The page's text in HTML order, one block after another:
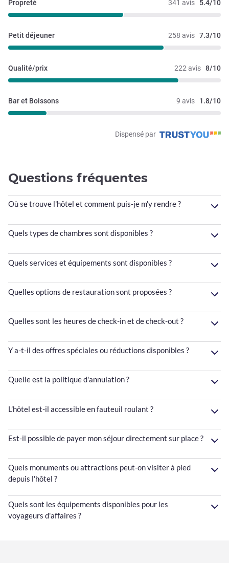
341 avis 5.4/10
Propreté
258 avis 7.3/10
Petit déjeuner
222 avis 8/10
Qualité/prix
9 avis 1.8/10
Bar et Boissons
Dispensé par
Questions fréquentes
Où se trouve l'hôtel et comment puis-je m'y rendre ?
Quels types de chambres sont disponibles ?
Quels services et équipements sont disponibles ?
Quelles options de restauration sont proposées ?
Quelles sont les heures de check-in et de check-out ?
Y a-t-il des offres spéciales ou réductions disponibles ?
Quelle est la politique d'annulation ?
L’hôtel est-il accessible en fauteuil roulant ?
Est-il possible de payer mon séjour directement sur place ?
Quels monuments ou attractions peut-on visiter à pied
depuis l'hôtel ?
Quels sont les équipements disponibles pour les
voyageurs d'affaires ?